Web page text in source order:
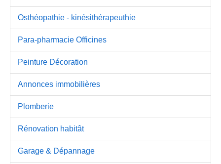
Osthéopathie - kinésithérapeuthie
Para-pharmacie Officines
Peinture Décoration
Annonces immobilières
Plomberie
Rénovation habitât
Garage & Dépannage